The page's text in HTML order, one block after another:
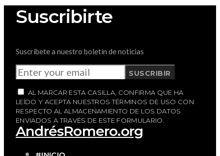
Suscribirte
Suscríbete a nuestro boletín de noticias
SUSCRIBIR
AL MARCAR ESTA CASILLA, CONFIRMA QUE HA
LEÍDO Y ACEPTA NUESTROS TÉRMINOS DE USO CON
RESPECTO AL ALMACENAMIENTO DE LOS DATOS
ENVIADOS A TRAVÉS DE ESTE FORMULARIO.
AndrésRomero.org